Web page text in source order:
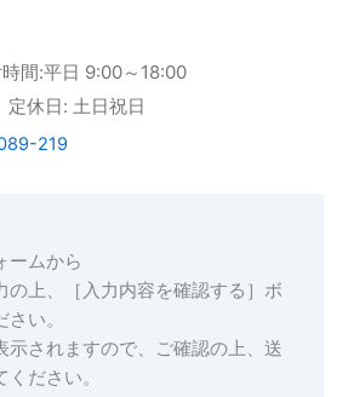
間:平日 9:00～18:00
定休日: 土日祝日
219
ームから
の上、［入力内容を確認する］ボ
い。
示されますので、ご確認の上、送
ださい。